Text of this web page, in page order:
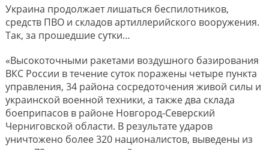
Украина продолжает лишаться беспилотников,
средств ПВО и складов артиллерийского вооружения.
Так, за прошедшие сутки…
«Высокоточными ракетами воздушного базирования
ВКС России в течение суток поражены четыре пункта
управления, 34 района сосредоточения живой силы и
украинской военной техники, а также два склада
боеприпасов в районе Новгород-Северский
Черниговской области. В результате ударов
уничтожено более 320 националистов, выведены из